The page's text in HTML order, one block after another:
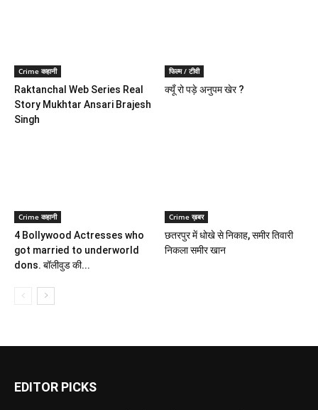
Crime कहानी
Raktanchal Web Series Real
Story Mukhtar Ansari Brajesh
Singh
फिल्म / टीवी
क्यूँ रो पड़े अनुपम खेर ?
Crime कहानी
4 Bollywood Actresses who
got married to underworld
dons. बॉलीवुड की...
Crime ख़बर
छतरपुर में धोखे से निकाह, समीर तिवारी
निकला समीर खान
EDITOR PICKS